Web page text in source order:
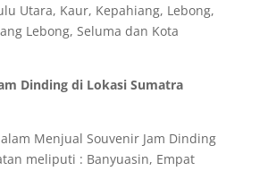
Utara, Kaur, Kepahiang, Lebong,
Lebong, Seluma dan Kota
Dinding di Lokasi Sumatra
Menjual Souvenir Jam Dinding
meliputi : Banyuasin, Empat